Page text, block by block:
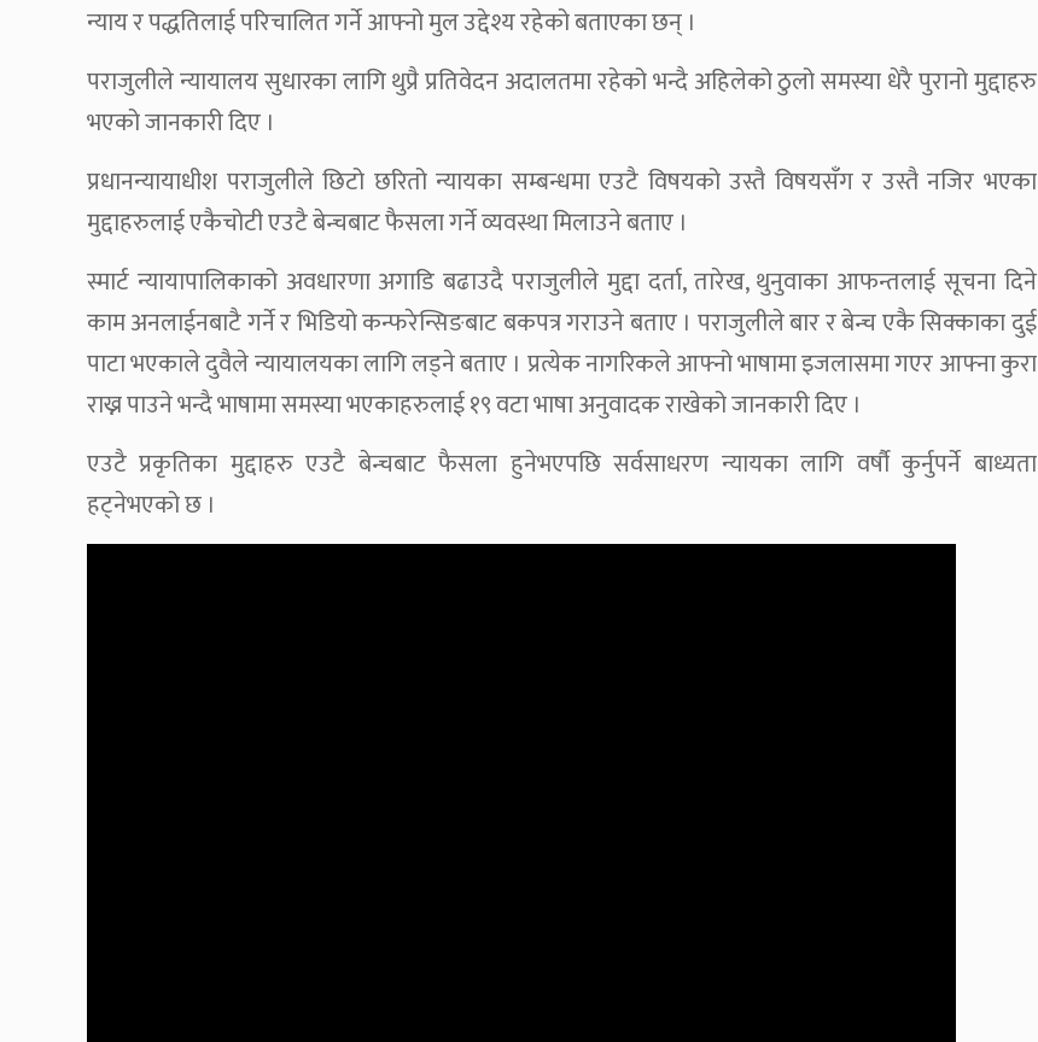
न्याय र पद्धतिलाई परिचालित गर्ने आफ्नो मुल उद्देश्य रहेको बताएका छन् ।
पराजुलीले न्यायालय सुधारका लागि थुप्रै प्रतिवेदन अदालतमा रहेको भन्दै अहिलेको ठुलो समस्या धेरै पुरानो मुद्दाहरु
भएको जानकारी दिए ।
प्रधानन्यायाधीश पराजुलीले छिटो छरितो न्यायका सम्बन्धमा एउटै विषयको उस्तै विषयसँग र उस्तै नजिर भएका
मुद्दाहरुलाई एकैचोटी एउटै बेन्चबाट फैसला गर्ने व्यवस्था मिलाउने बताए ।
स्मार्ट न्यायापालिकाको अवधारणा अगाडि बढाउदै पराजुलीले मुद्दा दर्ता, तारेख, थुनुवाका आफन्तलाई सूचना दिने
काम अनलाईनबाटै गर्ने र भिडियो कन्फरेन्सिङबाट बकपत्र गराउने बताए । पराजुलीले बार र बेन्च एकै सिक्काका दुई
पाटा भएकाले दुवैले न्यायालयका लागि लड्ने बताए । प्रत्येक नागरिकले आफ्नो भाषामा इजलासमा गएर आफ्ना कुरा
राख्न पाउने भन्दै भाषामा समस्या भएकाहरुलाई १९ वटा भाषा अनुवादक राखेको जानकारी दिए ।
एउटै प्रकृतिका मुद्दाहरु एउटै बेन्चबाट फैसला हुनेभएपछि सर्वसाधरण न्यायका लागि वर्षौ कुर्नुपर्ने बाध्यता
हट्नेभएको छ ।